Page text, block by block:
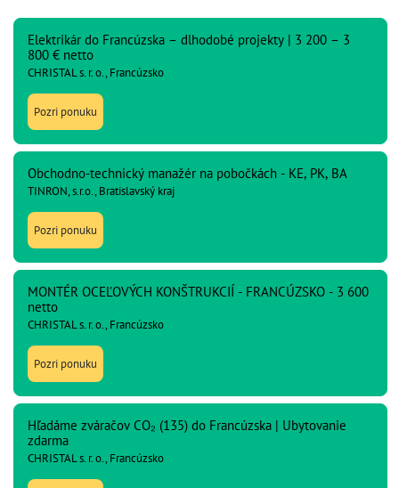
Elektrikár do Francúzska – dlhodobé projekty | 3 200 – 3
800 € netto
CHRISTAL s. r. o., Francúzsko
Pozri ponuku
Obchodno-technický manažér na pobočkách - KE, PK, BA
TINRON, s.r.o., Bratislavský kraj
Pozri ponuku
MONTÉR OCEĽOVÝCH KONŠTRUKCIÍ - FRANCÚZSKO - 3 600
netto
CHRISTAL s. r. o., Francúzsko
Pozri ponuku
Hľadáme zváračov CO₂ (135) do Francúzska | Ubytovanie
zdarma
CHRISTAL s. r. o., Francúzsko